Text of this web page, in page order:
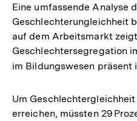
Eine umfassende Analyse
Geschlechterungleichheit
auf dem Arbeitsmarkt
Geschlechtersegregation
im Bildungswesen präsent
Um
erreichen, müssten 29